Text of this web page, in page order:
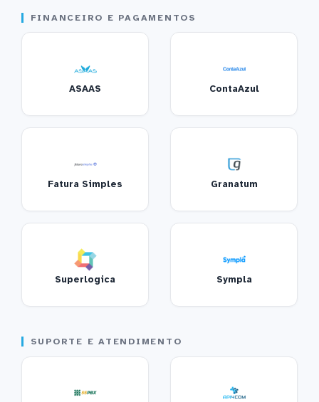
FINANCEIRO E PAGAMENTOS
ASAAS ContaAzul
Fatura Simples Granatum
Superlogica Sympla
SUPORTE E ATENDIMENTO